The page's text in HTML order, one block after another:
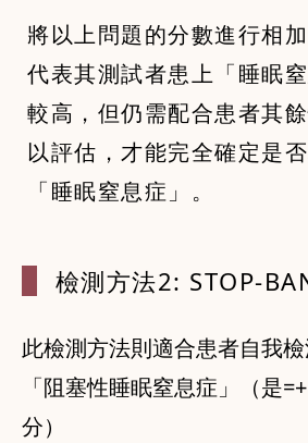
將以上問題的分數進行相
代表其測試者患上「睡眠
較高，但仍需配合患者其
以評估，才能完全確定是
「睡眠窒息症」。
檢測方法2: STOP-
此檢測方法則適合患者自我
「阻塞性睡眠窒息症」（是
分）